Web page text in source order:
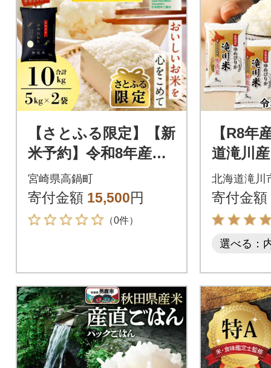
【さとふる限定】【新
米予約】令和8年産米
ひのひかり(無洗米) 1
0kg 宮崎県産米チャッ
ク付 特A
宮崎県高鍋町
寄付金額 15,500円
（0件）
【R8年
道滝川
無洗米
スター
北海道滝川
寄付金額
選べる：